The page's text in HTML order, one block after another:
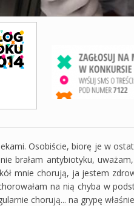
Osobiście, biorę je w
brałam antybiotyku,
mnie chorują, ja jestem
na nią chyba w
chorują... na grypę